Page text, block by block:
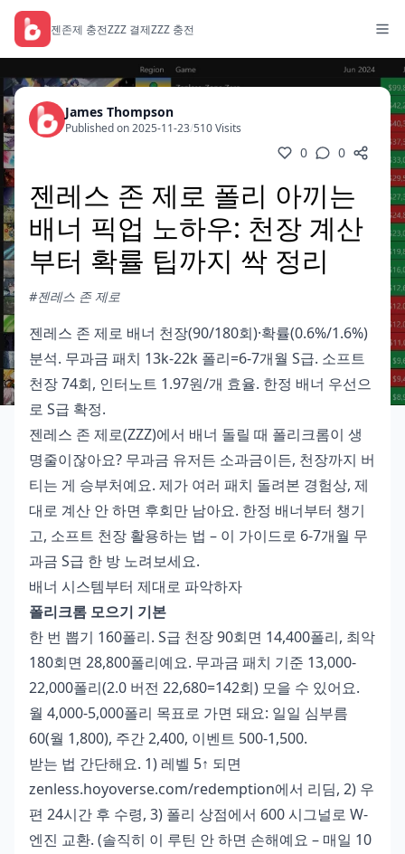
젠존제 충전ZZZ 결제ZZZ 충전
James Thompson
Published on 2025-11-23/510 Visits
0 0
젠레스 존 제로 폴리 아끼는
배너 픽업 노하우: 천장 계산
부터 확률 팁까지 싹 정리
#젠레스 존 제로
젠레스 존 제로 배너 천장(90/180회)·확률(0.6%/1.6%)
분석. 무과금 패치 13k-22k 폴리=6-7개월 S급. 소프트
천장 74회, 인터노트 1.97원/개 효율. 한정 배너 우선으
로 S급 확정.
젠레스 존 제로(ZZZ)에서 배너 돌릴 때 폴리크롬이 생
명줄이잖아요? 무과금 유저든 소과금이든, 천장까지 버
티는 게 승부처예요. 제가 여러 패치 돌려본 경험상, 제
대로 계산 안 하면 후회만 남아요. 한정 배너부터 챙기
고, 소프트 천장 활용하는 법 – 이 가이드로 6-7개월 무
과금 S급 한 방 노려보세요.
배너 시스템부터 제대로 파악하자
폴리크롬 모으기 기본
한 번 뽑기 160폴리. S급 천장 90회면 14,400폴리, 최악
180회면 28,800폴리예요. 무과금 패치 기준 13,000-
22,000폴리(2.0 버전 22,680=142회) 모을 수 있어요.
월 4,000-5,000폴리 목표로 가면 돼요: 일일 심부름
60(월 1,800), 주간 2,400, 이벤트 500-1,500.
받는 법 간단해요. 1) 레벨 5↑ 되면
zenless.hoyoverse.com/redemption에서 리딤, 2) 우
편 24시간 후 수령, 3) 폴리 상점에서 600 시그널로 W-
엔진 교환. (솔직히 이 루틴 안 하면 손해예요 – 매일 10